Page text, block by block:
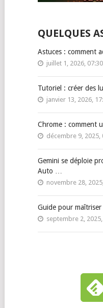
QUELQUES
Astuces : comment
juillet 1, 2026, 07:30
Tutoriel : créer des
janvier 13, 2026,
Chrome : comment
décembre 9, 2025,
Gemini se déploie
Auto …
novembre 28,
Guide pour
septembre 2,